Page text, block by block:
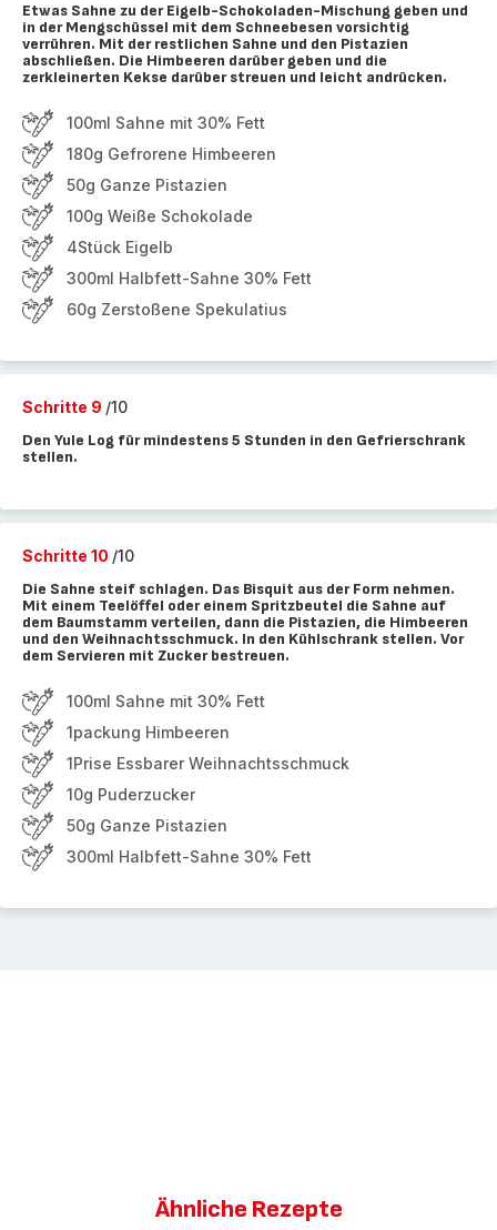
Etwas Sahne zu der Eigelb-Schokoladen-Mischung geben und
in der Mengschüssel mit dem Schneebesen vorsichtig
verrühren. Mit der restlichen Sahne und den Pistazien
abschließen. Die Himbeeren darüber geben und die
zerkleinerten Kekse darüber streuen und leicht andrücken.
100ml Sahne mit 30% Fett
180g Gefrorene Himbeeren
50g Ganze Pistazien
100g Weiße Schokolade
4Stück Eigelb
300ml Halbfett-Sahne 30% Fett
60g Zerstoßene Spekulatius
Schritte 9 /10
Den Yule Log für mindestens 5 Stunden in den Gefrierschrank
stellen.
Schritte 10 /10
Die Sahne steif schlagen. Das Bisquit aus der Form nehmen.
Mit einem Teelöffel oder einem Spritzbeutel die Sahne auf
dem Baumstamm verteilen, dann die Pistazien, die Himbeeren
und den Weihnachtsschmuck. In den Kühlschrank stellen. Vor
dem Servieren mit Zucker bestreuen.
100ml Sahne mit 30% Fett
1packung Himbeeren
1Prise Essbarer Weihnachtsschmuck
10g Puderzucker
50g Ganze Pistazien
300ml Halbfett-Sahne 30% Fett
Ähnliche Rezepte